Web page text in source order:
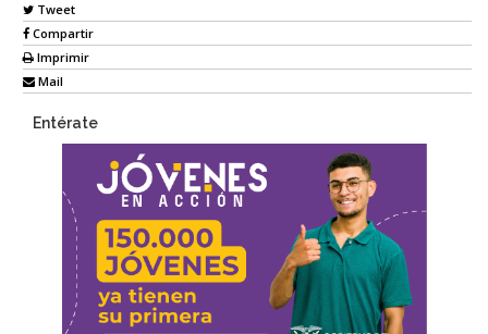
Tweet
Compartir
Imprimir
Mail
Entérate